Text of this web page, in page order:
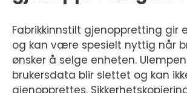
Fabrikkinnstilt gjenoppretting gir
og kan være spesielt nyttig når
ønsker å selge enheten.
brukersdata blir slettet og kan